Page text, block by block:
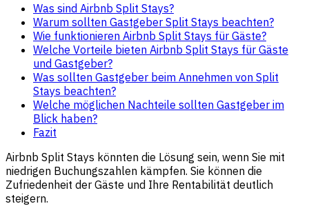
Was sind Airbnb Split Stays?
Warum sollten Gastgeber Split Stays beachten?
Wie funktionieren Airbnb Split Stays für Gäste?
Welche Vorteile bieten Airbnb Split Stays für Gäste
und Gastgeber?
Was sollten Gastgeber beim Annehmen von Split
Stays beachten?
Welche möglichen Nachteile sollten Gastgeber im
Blick haben?
Fazit
Airbnb Split Stays könnten die Lösung sein, wenn Sie mit
niedrigen Buchungszahlen kämpfen. Sie können die
Zufriedenheit der Gäste und Ihre Rentabilität deutlich
steigern.